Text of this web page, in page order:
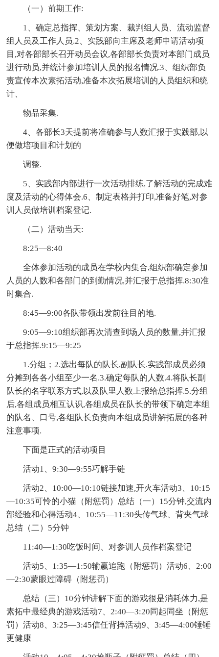
（一）前期工作:
1、确定总指挥、策划方案、裁判组人员、流动监督
组人员及工作人员.2、实践部向主席及老师申请活动项
目,对各部部长召开动员会议,各部部长负责对本部门成员
进行动员,并统计参加培训人员的报名情况.3、组织部负
责宣传本次素拓活动,准备本次拓展培训的人员组织和统
计、
物品采集.
4、各部长3天提前将准确参与人数汇报于实践部,以
便做培项目和计划的
调整.
5、实践部内部进行一次活动排练,了解活动的完成难
度及活动的心得体会.6、制定表格并打印,准备好笔,对参
训人员做培训档案登记.
（二）活动当天:
8:25—8:40
全体参加活动的成员在学校内集合,组织部确定参加
人员的人数和各部门的到勤情况,并汇报于总指挥.8:30准
时集合.
8:45—9:00各队带领出发前往目的地.
9:05—9:10组织部再次清查到场人员的数量,并汇报
于总指挥.9:15—9:25
1.分组；2.选出每队的队长,副队长.实践部成员必须
分摊到各各小组至少一名.3.确定每队的人数.4.将队长副
队长的名字联系方式,以及队里人数上报给总指挥.5.分组
后,各组成员相互认识,各组成员在队长的带领下确定本组
的队名、口号,各组队长负责向本组成员讲解拓展的各种
注意事项.
下面是正式的活动项目
活动1、9:30—9:55巧解手链
活动2、10:00—10:10链接加速,开火车活动3、10:15
—10:35可怜的小猫（附惩罚）总结（一）15分钟,交流内
部经验和心得活动4、10:55—11:30头传气球、背夹气球
总结（二）5分钟
11:40—1:30吃饭时间、对参训人员作档案登记
活动5、1:35—1:50输赢追跑（附惩罚）活动6、2:00
—2:30蒙眼过障碍（附惩罚）
总结（三）10分钟讲解下面的游戏很是消耗体力,是
素拓中最经典的游戏活动7、2:40—3:20同起同坐（附惩
罚）活动8、3:25—3:45信任背摔活动9、3:45—4:00锤锤
更健康